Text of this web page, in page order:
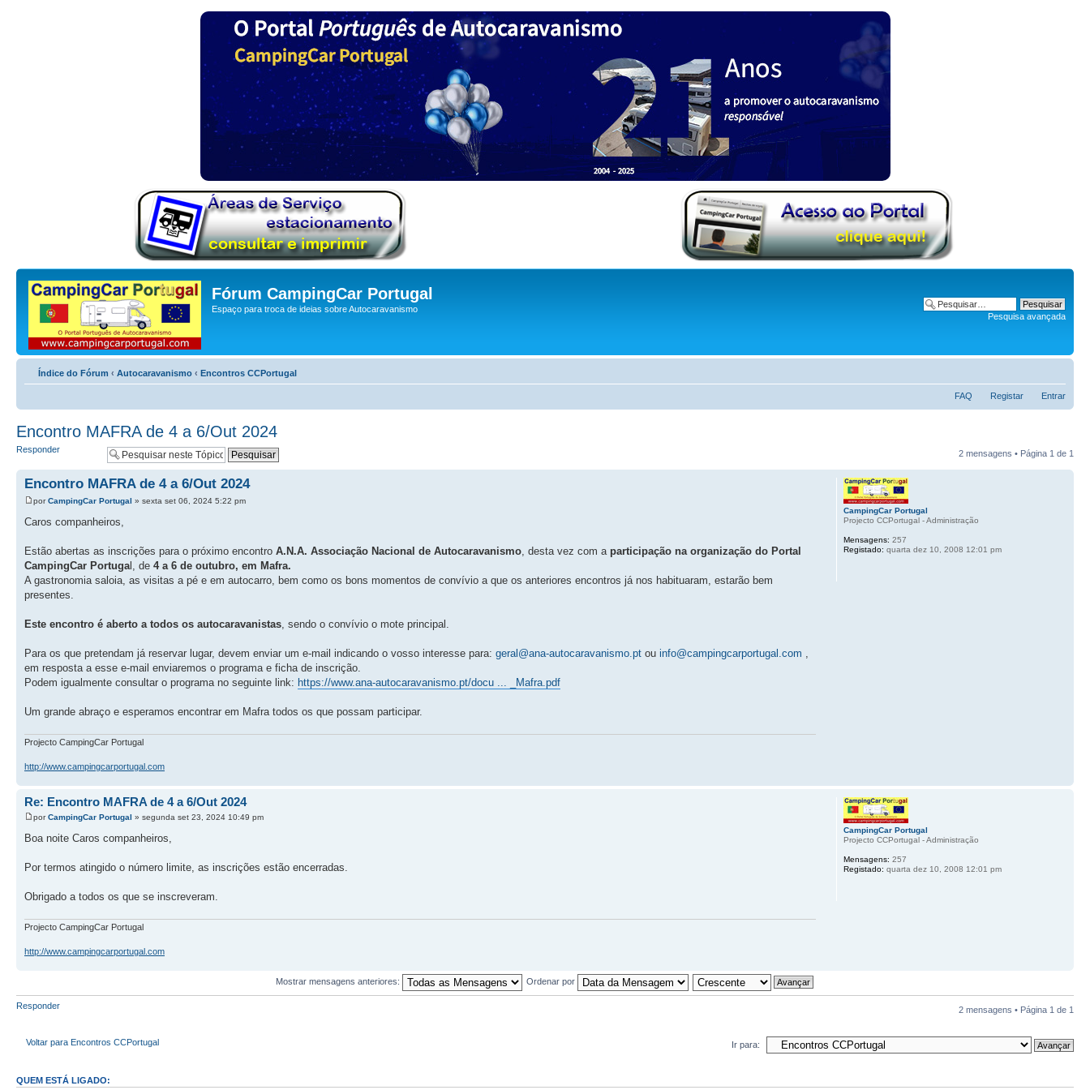
Fórum CampingCar Portugal
Espaço para troca de ideias sobre Autocaravanismo
Pesquisa avançada
Índice do Fórum ‹ Autocaravanismo ‹ Encontros CCPortugal
FAQ Registar Entrar
Encontro MAFRA de 4 a 6/Out 2024
Responder 2 mensagens • Página 1 de 1
Encontro MAFRA de 4 a 6/Out 2024
porCampingCar Portugal » sexta set 06, 2024 5:22 pm
Caros companheiros,
Estão abertas as inscrições para o próximo encontro A.N.A. Associação Nacional de Autocaravanismo, desta vez com a participação na organização do Portal
CampingCar Portugal, de 4 a 6 de outubro, em Mafra.
A gastronomia saloia, as visitas a pé e em autocarro, bem como os bons momentos de convívio a que os anteriores encontros já nos habituaram, estarão bem
presentes.
Este encontro é aberto a todos os autocaravanistas, sendo o convívio o mote principal.
Para os que pretendam já reservar lugar, devem enviar um e-mail indicando o vosso interesse para: geral@ana-autocaravanismo.pt ou info@campingcarportugal.com ,
em resposta a esse e-mail enviaremos o programa e ficha de inscrição.
Podem igualmente consultar o programa no seguinte link: https://www.ana-autocaravanismo.pt/docu ... _Mafra.pdf
Um grande abraço e esperamos encontrar em Mafra todos os que possam participar.
Projecto CampingCar Portugal
http://www.campingcarportugal.com
CampingCar Portugal
Projecto CCPortugal - Administração
Mensagens: 257
Registado: quarta dez 10, 2008 12:01 pm
Re: Encontro MAFRA de 4 a 6/Out 2024
porCampingCar Portugal » segunda set 23, 2024 10:49 pm
Boa noite Caros companheiros,
Por termos atingido o número limite, as inscrições estão encerradas.
Obrigado a todos os que se inscreveram.
Projecto CampingCar Portugal
http://www.campingcarportugal.com
CampingCar Portugal
Projecto CCPortugal - Administração
Mensagens: 257
Registado: quarta dez 10, 2008 12:01 pm
Mostrar mensagens anteriores: Ordenar por
Responder 2 mensagens • Página 1 de 1
Voltar para Encontros CCPortugal Ir para:
QUEM ESTÁ LIGADO: